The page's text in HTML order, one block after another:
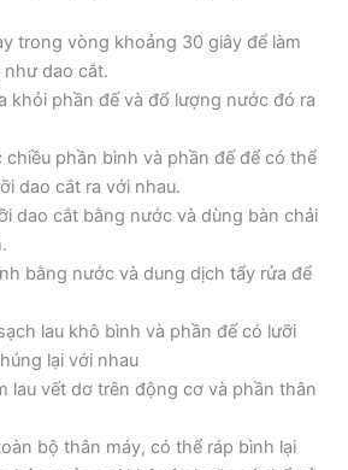
trong vòng khoảng 30 giây để làm
dao cắt.
khỏi phần đế và đổ lượng nước đó ra
chiều phần bình và phần đế để có thể
dao cắt ra với nhau.
dao cắt bằng nước và dùng bàn chải
bằng nước và dung dịch tẩy rửa để
lau khô bình và phần đế có lưỡi
lại với nhau
lau vết dơ trên động cơ và phần thân
bộ thân máy, có thể ráp bình lại